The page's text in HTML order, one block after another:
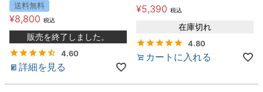
送料無料
¥8,800 税込
販売を終了しました。
4.60
詳細を見る
¥5,390 税込
在庫切れ
4.80
カートに入れる